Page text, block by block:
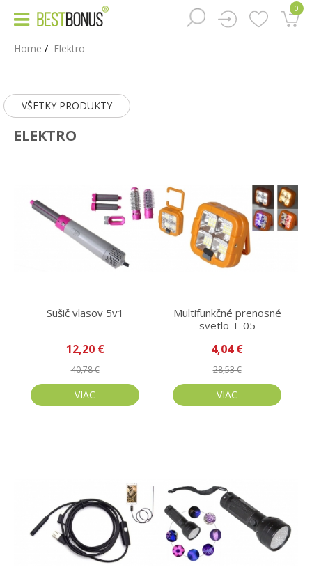
0
Home Elektro
VŠETKY PRODUKTY
ELEKTRO
Sušič vlasov 5v1
12,20 €
40,78 €
VIAC
Multifunkčné prenosné
svetlo T-05
4,04 €
28,53 €
VIAC